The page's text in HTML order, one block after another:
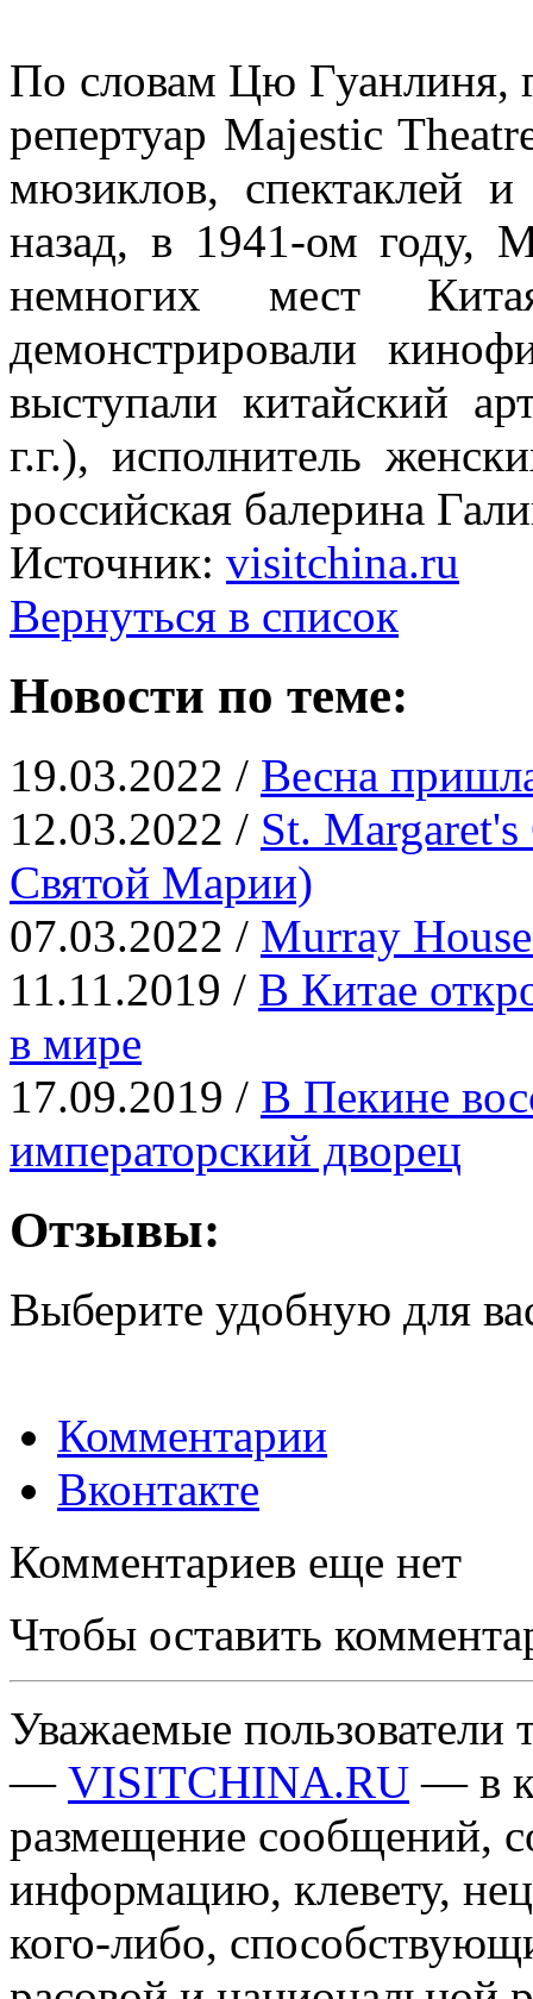
По словам Цю Гуанлиня,
репертуар Majestic
мюзиклов, спектаклей
назад, в 1941-ом году,
немногих мест
демонстрировали
выступали китайский
г.г.), исполнитель
российская балерина
Источник: visitchina.ru
Вернуться в список
Новости по теме:
19.03.2022 / Весна
12.03.2022 / St. Margaret's
Святой Марии)
07.03.2022 / Murray
11.11.2019 / В Китае
в мире
17.09.2019 / В Пекине
императорский дворец
Отзывы:
Выберите удобную для
Комментарии
Вконтакте
Комментариев еще нет
Чтобы оставить
Уважаемые пользователи
— VISITCHINA.RU — в
размещение сообщений,
информацию, клевету,
кого-либо,